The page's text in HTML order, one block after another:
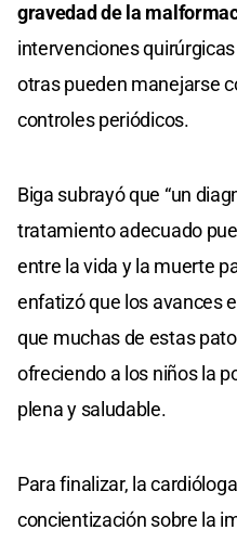
gravedad de la
intervenciones
otras pueden manejarse
controles periódicos.
Biga subrayó que “un
tratamiento adecuado
entre la vida y la muerte
enfatizó que los avances
que muchas de estas
ofreciendo a los niños la
plena y saludable.
Para finalizar, la
concientización sobre la